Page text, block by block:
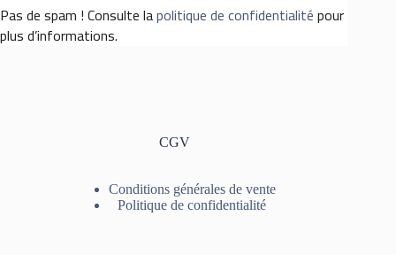
Pas de spam ! Consulte lapolitique de confidentialitépour
plus d’informations.
CGV
Conditions générales de vente
Politique de confidentialité